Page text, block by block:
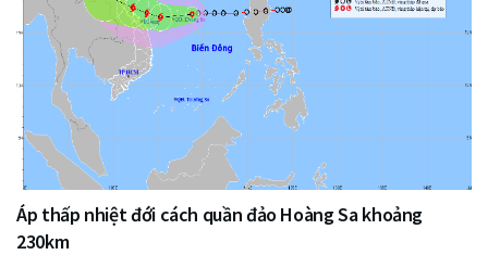
Áp thấp nhiệt đới cách quần đảo Hoàng Sa khoảng
230km